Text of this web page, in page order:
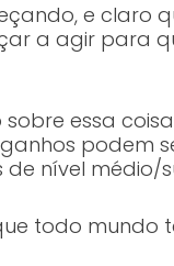
e claro
a agir para
essa
ganhos podem
nível médio/
todo mundo